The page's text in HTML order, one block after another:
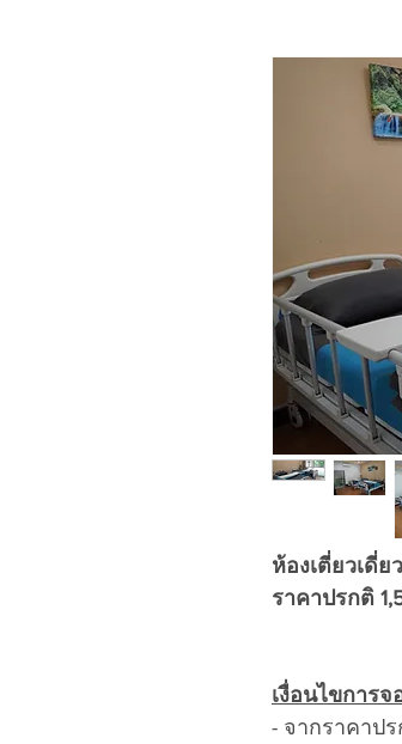
ห้องเตี่ยวเดี่ย
ราคาปรกติ
เงื่อนไขการจ
- จากราคาป